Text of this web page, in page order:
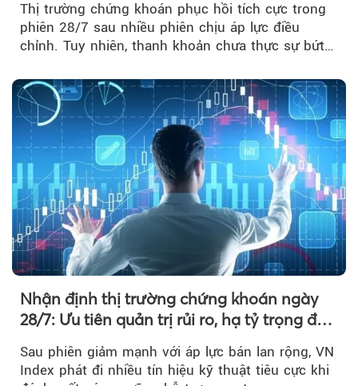
Thị trường chứng khoán phục hồi tích cực trong
phiên 28/7 sau nhiều phiên chịu áp lực điều
chỉnh. Tuy nhiên, thanh khoản chưa thực sự bứt
Nhận định thị trường chứng khoán ngày
28/7: Ưu tiên quản trị rủi ro, hạ tỷ trọng đòn
Sau phiên giảm mạnh với áp lực bán lan rộng, VN
Index phát đi nhiều tín hiệu kỹ thuật tiêu cực khi